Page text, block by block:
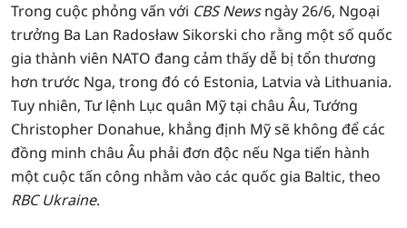
Trong cuộc phỏng vấn với CBS Newsngày 26/6, Ngoại
trưởng Ba Lan Radosław Sikorski cho rằng một số quốc
gia thành viên NATO đang cảm thấy dễ bị tổn thương
hơn trước Nga, trong đó có Estonia, Latvia và Lithuania.
Tuy nhiên, Tư lệnh Lục quân Mỹ tại châu Âu, Tướng
Christopher Donahue, khẳng định Mỹ sẽ không để các
đồng minh châu Âu phải đơn độc nếu Nga tiến hành
một cuộc tấn công nhằm vào các quốc gia Baltic, theo
RBC Ukraine.